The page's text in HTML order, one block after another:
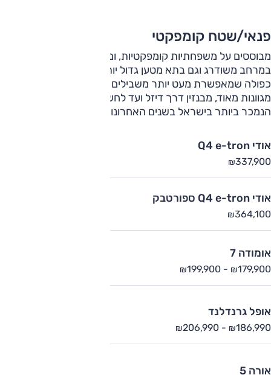
פנאי/שטח קומפקטי
מבוססים על משפחתיות קומפקטיות, ומציעים עוד גובה שמתבטא
במרחב משודרג וגם בתא מטען גדול יותר. לחלק מהכלים הנעה
כפולה שמאפשרת מעט יותר משבילים כבושים ויחידות הכוח
מגוונות מאוד, מבנזין דרך דיזל ועד לחשמלי מלא. זה הסגמנט
הנמכר ביותר בישראל בשנים האחרונות
אודי Q4 e-tron
₪337,900
אודי Q4 e-tron ספורטבק
₪364,100
אומודה 7
₪179,900
-
₪199,900
אופל גרנדלנד
₪186,990
-
₪206,990
אורה 5